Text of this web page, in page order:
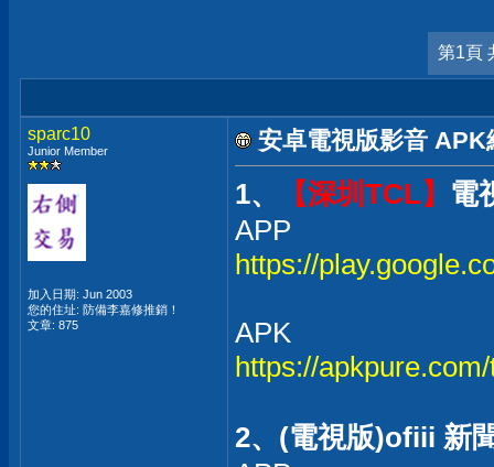
第1頁
sparc10
Junior Member
加入日期: Jun 2003
您的住址: 防備李嘉修推銷！
文章: 875
安卓電視版影音 APK
1、 【深圳TCL】 電
APP
https://
APK
https://
2、(電視版)ofiii 新